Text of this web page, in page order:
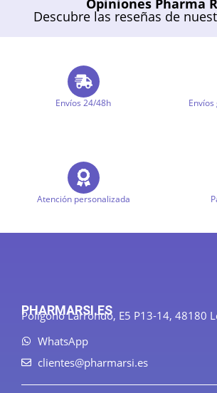
Descubre las reseñas de
Envíos 24/48h
Atención personalizada
PHARMARSI.ES
Polígono Larrondo, E5 P13-14, 48180
WhatsApp
clientes@pharmarsi.es